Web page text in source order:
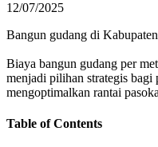
12/07/2025
Bangun gudang di
Biaya bangun gudang per
menjadi pilihan strategis bagi
mengoptimalkan rantai
Table of Contents